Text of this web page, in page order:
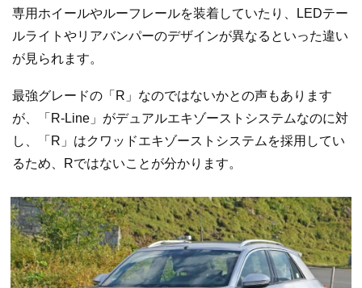
専用ホイールやルーフレールを装着していたり、LEDテー
ルライトやリアバンパーのデザインが異なるといった違い
が見られます。
最強グレードの「R」なのではないかとの声もあります
が、「R-Line」がデュアルエキゾーストシステムなのに対
し、「R」はクワッドエキゾーストシステムを採用してい
るため、Rではないことが分かります。